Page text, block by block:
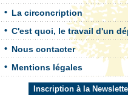
La circoncription
C'est quoi, le travail d'un
Nous contacter
Mentions légales
Inscription à la